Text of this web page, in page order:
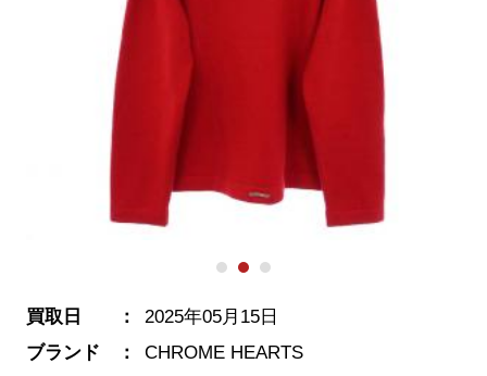
買取日
2025年05月15日
ブランド
CHROME HEARTS